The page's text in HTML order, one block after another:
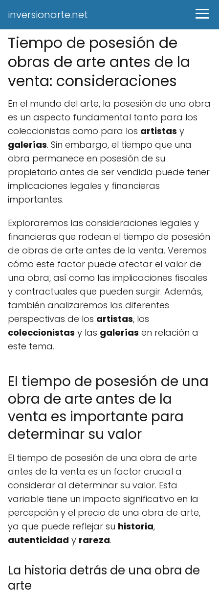
inversionarte.net
Tiempo de posesión de
obras de arte antes de la
venta: consideraciones
En el mundo del arte, la posesión de una obra
es un aspecto fundamental tanto para los
coleccionistas como para los artistas y
galerías. Sin embargo, el tiempo que una
obra permanece en posesión de su
propietario antes de ser vendida puede tener
implicaciones legales y financieras
importantes.
Exploraremos las consideraciones legales y
financieras que rodean el tiempo de posesión
de obras de arte antes de la venta. Veremos
cómo este factor puede afectar el valor de
una obra, así como las implicaciones fiscales
y contractuales que pueden surgir. Además,
también analizaremos las diferentes
perspectivas de los artistas, los
coleccionistas y las galerías en relación a
este tema.
El tiempo de posesión de una
obra de arte antes de la
venta es importante para
determinar su valor
El tiempo de posesión de una obra de arte
antes de la venta es un factor crucial a
considerar al determinar su valor. Esta
variable tiene un impacto significativo en la
percepción y el precio de una obra de arte,
ya que puede reflejar su historia,
autenticidad y rareza.
La historia detrás de una obra de
arte